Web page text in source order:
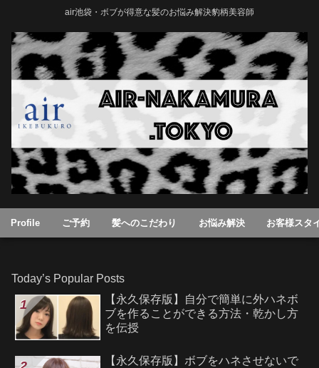
air池袋・ボブが得意な髪のお悩み解決豹柄美容師
Profile ご予約 髪へのこだわり お悩み解決 お客様スタ
Today’s Popular Posts
【永久保存版】自分で簡単に外ハネボ
ブを作ることができる方法・乾かし方
を伝授
【永久保存版】ボブをハネさせないで